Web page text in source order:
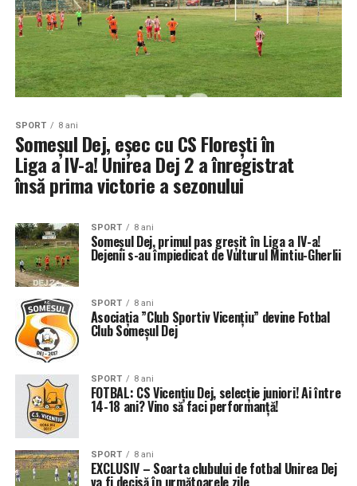
SPORT 8 ani
Someșul Dej, eșec cu CS Florești în
Liga a IV-a! Unirea Dej 2 a înregistrat
însă prima victorie a sezonului
SPORT 8 ani
Someșul Dej, primul pas greșit în Liga a IV-a!
Dejenii s-au împiedicat de Vulturul Mintiu-Gherlii
SPORT 8 ani
Asociația ”Club Sportiv Vicențiu” devine Fotbal
Club Someșul Dej
SPORT 8 ani
FOTBAL: CS Vicențiu Dej, selecție juniori! Ai între
14-18 ani? Vino să faci performanță!
SPORT 8 ani
EXCLUSIV – Soarta clubului de fotbal Unirea Dej